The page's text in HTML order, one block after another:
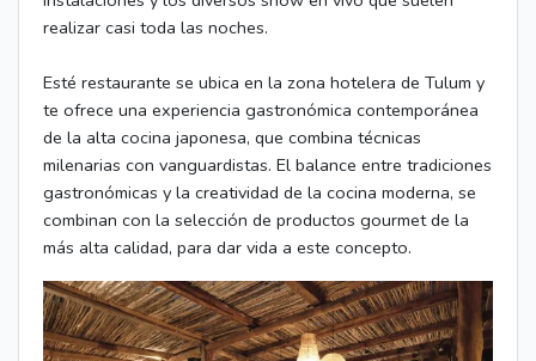
realizar casi toda las noches.
Esté restaurante se ubica en la zona hotelera de Tulum y
te ofrece una experiencia gastronómica contemporánea
de la alta cocina japonesa, que combina técnicas
milenarias con vanguardistas. El balance entre tradiciones
gastronómicas y la creatividad de la cocina moderna, se
combinan con la selección de productos gourmet de la
más alta calidad, para dar vida a este concepto.